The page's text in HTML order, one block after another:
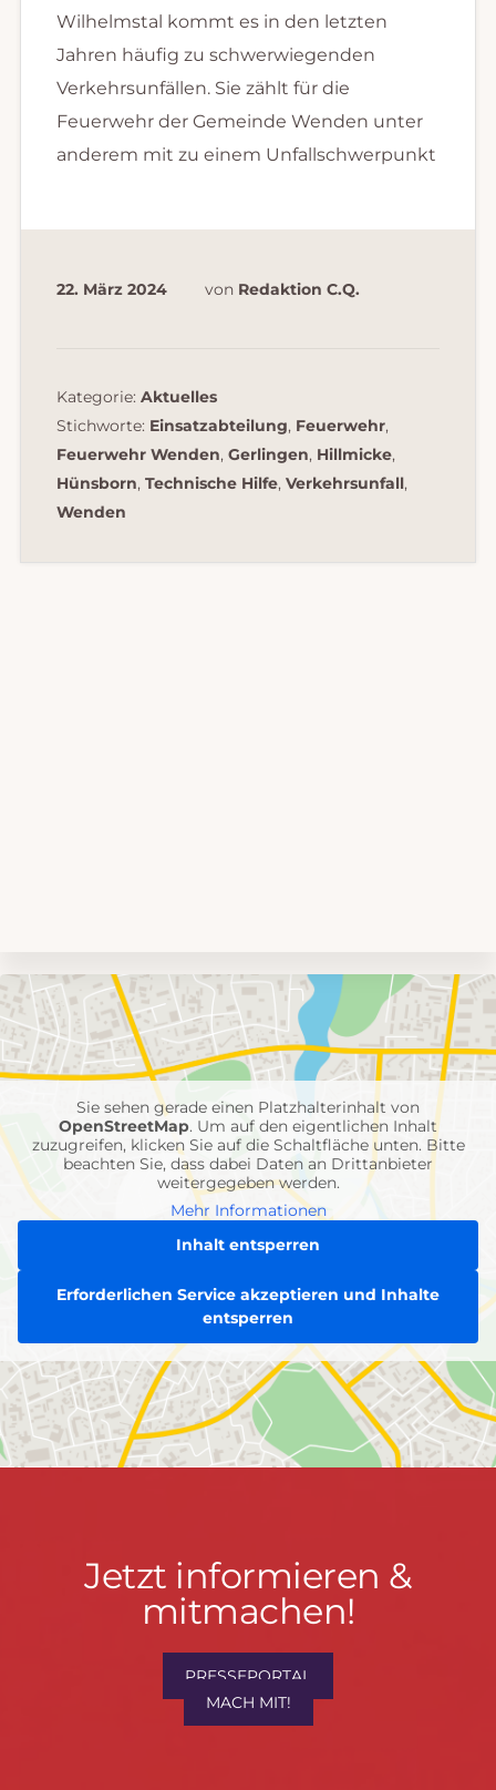
Wilhelmstal kommt es in den letzten
Jahren häufig zu schwerwiegenden
Verkehrsunfällen. Sie zählt für die
Feuerwehr der Gemeinde Wenden unter
anderem mit zu einem Unfallschwerpunkt
22. März 2024 von Redaktion C.Q.
Kategorie: Aktuelles
Stichworte: Einsatzabteilung, Feuerwehr,
Feuerwehr Wenden, Gerlingen, Hillmicke,
Hünsborn, Technische Hilfe, Verkehrsunfall,
Wenden
Umgebungskarte
mit
Feuerwehr-
Einheiten
Sie sehen gerade einen Platzhalterinhalt von
OpenStreetMap. Um auf den eigentlichen Inhalt
zuzugreifen, klicken Sie auf die Schaltfläche unten. Bitte
beachten Sie, dass dabei Daten an Drittanbieter
weitergegeben werden.
Mehr Informationen
Inhalt entsperren
Erforderlichen Service akzeptieren und Inhalte
entsperren
Jetzt
informieren
mitmachen!
Jetzt informieren &
mitmachen!
PRESSEPORTAL
MACH MIT!